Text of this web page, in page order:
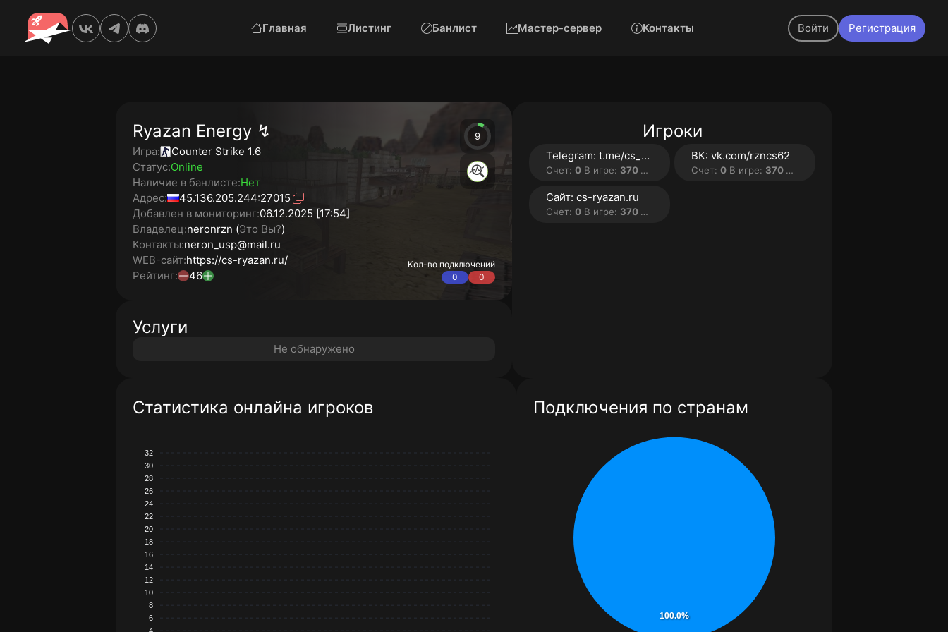
Главная Листинг Банлист Мастер-сервер Контакты Войти Регистрация
Ryazan Energy ↯
Игра:
Counter Strike 1.6
Статус:Online
Наличие в банлисте:Нет
Адрес:
45.136.205.244:27015
Добавлен в мониторинг:06.12.2025 [17:54]
Владелец:neronrzn (Это Вы?)
Контакты:neron_usp@mail.ru
WEB-сайт:https://cs-ryazan.ru/
Рейтинг:
46
9
Кол-во подключений
0
0
Услуги
Не обнаружено
Игроки
Telegram: t.me/cs_ryaza...
Счет: 0 В игре: 370 мин.
ВК: vk.com/rzncs62
Счет: 0 В игре: 370 мин.
Сайт: cs-ryazan.ru
Счет: 0 В игре: 370 мин.
Статистика онлайна игроков
32
30
28
26
24
22
20
18
16
14
12
10
8
6
Подключения по странам
100.0%